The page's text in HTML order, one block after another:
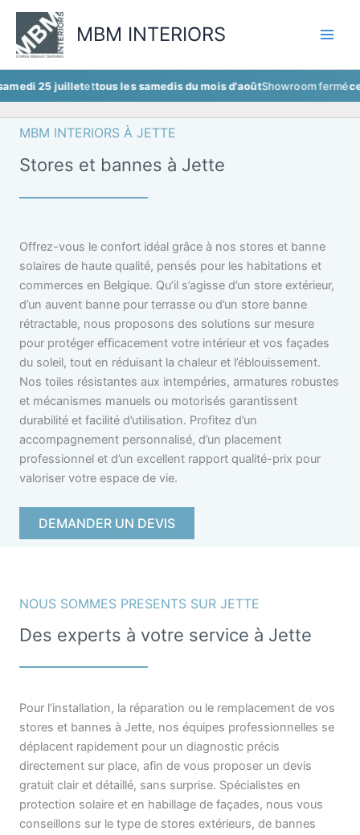
Aller
contenu
MBM INTERIORS
juillet ettous les samedis du mois d'aoûtShowroom ferméce samedi
MBM INTERIORS À JETTE
Stores et bannes à Jette
Offrez-vous le confort idéal grâce à nos stores et banne
solaires de haute qualité, pensés pour les habitations et
commerces en Belgique. Qu’il s’agisse d’un store extérieur,
d’un auvent banne pour terrasse ou d’un store banne
rétractable, nous proposons des solutions sur mesure
pour protéger efficacement votre intérieur et vos façades
du soleil, tout en réduisant la chaleur et l’éblouissement.
Nos toiles résistantes aux intempéries, armatures robustes
et mécanismes manuels ou motorisés garantissent
durabilité et facilité d’utilisation. Profitez d’un
accompagnement personnalisé, d’un placement
professionnel et d’un excellent rapport qualité-prix pour
valoriser votre espace de vie.
DEMANDER UN DEVIS
NOUS SOMMES PRESENTS SUR JETTE
Des experts à votre service à Jette
Pour l’installation, la réparation ou le remplacement de vos
stores et bannes à Jette, nos équipes professionnelles se
déplacent rapidement pour un diagnostic précis
directement sur place, afin de vous proposer un devis
gratuit clair et détaillé, sans surprise. Spécialistes en
protection solaire et en habillage de façades, nous vous
conseillons sur le type de stores extérieurs, de bannes